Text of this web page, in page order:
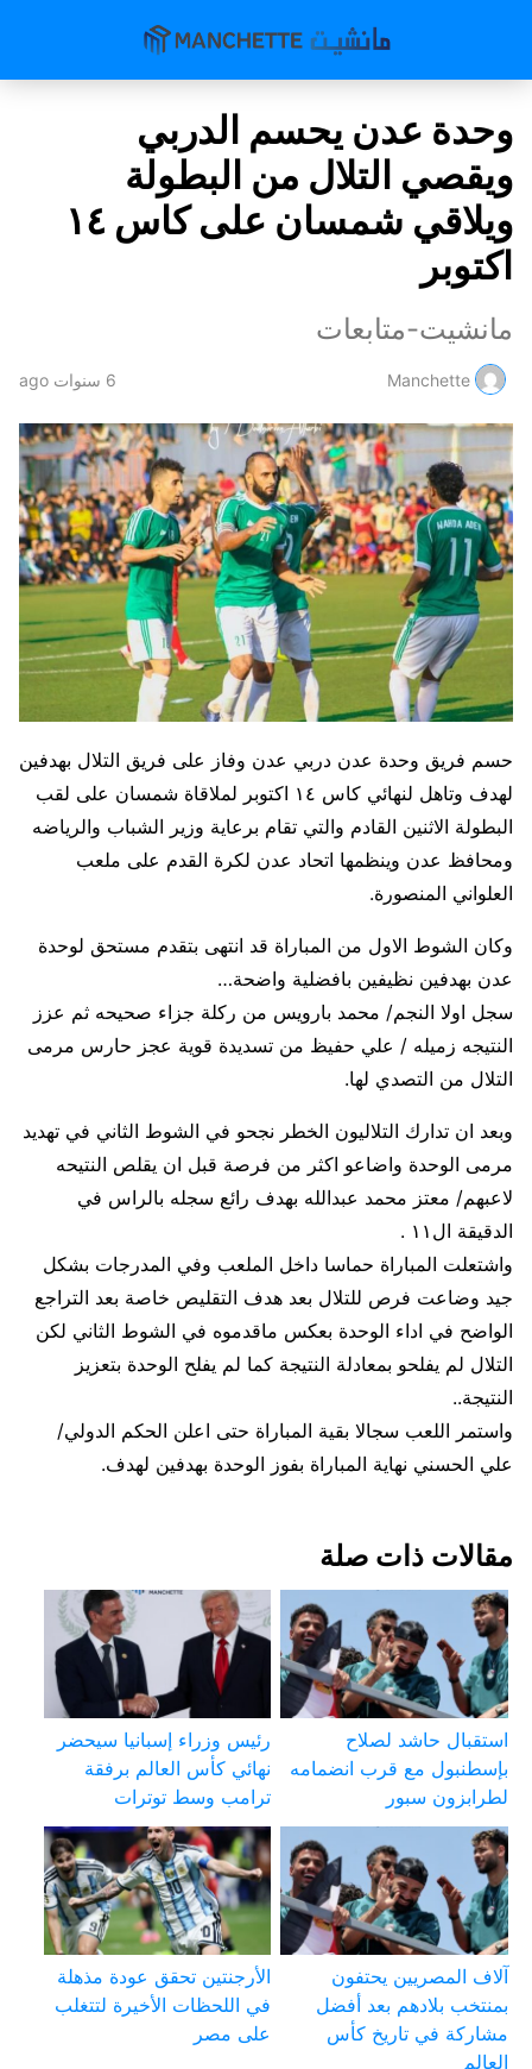
وحدة عدن يحسم الدربي
ويقصي التلال من البطولة
ويلاقي شمسان على كاس ١٤
اكتوبر
مانشيت-متابعات
Manchette 6 سنوات ago
حسم فريق وحدة عدن دربي عدن وفاز على فريق التلال بهدفين
لهدف وتاهل لنهائي كاس ١٤ اكتوبر لملاقاة شمسان على لقب
البطولة الاثنين القادم والتي تقام برعاية وزير الشباب والرياضه
ومحافظ عدن وينظمها اتحاد عدن لكرة القدم على ملعب
العلواني المنصورة.
وكان الشوط الاول من المباراة قد انتهى بتقدم مستحق لوحدة
عدن بهدفين نظيفين بافضلية واضحة…
سجل اولا النجم/ محمد بارويس من ركلة جزاء صحيحه ثم عزز
النتيجه زميله / علي حفيظ من تسديدة قوية عجز حارس مرمى
التلال من التصدي لها.
وبعد ان تدارك التلاليون الخطر نجحو في الشوط الثاني في تهديد
مرمى الوحدة واضاعو اكثر من فرصة قبل ان يقلص النتيحه
لاعبهم/ معتز محمد عبدالله بهدف رائع سجله بالراس في
الدقيقة ال١١ .
واشتعلت المباراة حماسا داخل الملعب وفي المدرجات بشكل
جيد وضاعت فرص للتلال بعد هدف التقليص خاصة بعد التراجع
الواضح في اداء الوحدة بعكس ماقدموه في الشوط الثاني لكن
التلال لم يفلحو بمعادلة النتيجة كما لم يفلح الوحدة بتعزيز
النتيجة..
واستمر اللعب سجالا بقية المباراة حتى اعلن الحكم الدولي/
علي الحسني نهاية المباراة بفوز الوحدة بهدفين لهدف.
مقالات ذات صلة
استقبال حاشد لصلاح
بإسطنبول مع قرب انضمامه
لطرابزون سبور
رئيس وزراء إسبانيا سيحضر
نهائي كأس العالم برفقة
ترامب وسط توترات
آلاف المصريين يحتفون
بمنتخب بلادهم بعد أفضل
مشاركة في تاريخ كأس
العالم
الأرجنتين تحقق عودة مذهلة
في اللحظات الأخيرة لتتغلب
على مصر